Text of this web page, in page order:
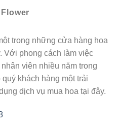
trong những cửa hàng hoa
Với phong cách làm việc
viên nhiều năm trong
khách hàng một trải
dịch vụ mua hoa tại đây.